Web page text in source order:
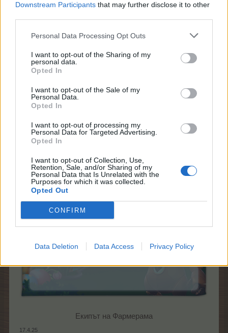
Downstream Participants that may further disclose it to other
Personal Data Processing Opt Outs
I want to opt-out of the Sharing of my
personal data.
Opted In
I want to opt-out of the Sale of my
Personal Data.
Opted In
I want to opt-out of processing my
Personal Data for Targeted Advertising.
Opted In
I want to opt-out of Collection, Use,
Retention, Sale, and/or Sharing of my
Personal Data that Is Unrelated with the
Purposes for which it was collected.
Opted Out
CONFIRM
Data Deletion Data Access Privacy Policy
Здравейте, фермери!
към фермата си малко модерна роботика!
футуристични бонуси. Не пропускайте това
Начало: 19.04.2025 г. в 11:00 ч.
Край: 21.04.2025 г. в 23:00 ч.
Повече информация
По време на разпродажбата еднократно ще можете
Екипът на Фармерама​
17.4.25